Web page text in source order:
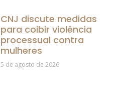
CNJ discute medidas
para coibir violência
processual contra
mulheres
5 de agosto de 2026